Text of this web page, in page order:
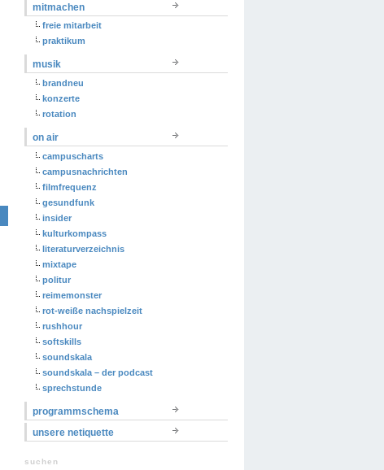
mitmachen
freie mitarbeit
praktikum
musik
brandneu
konzerte
rotation
on air
campuscharts
campusnachrichten
filmfrequenz
gesundfunk
insider
kulturkompass
literaturverzeichnis
mixtape
politur
reimemonster
rot-weiße nachspielzeit
rushhour
softskills
soundskala
soundskala – der podcast
sprechstunde
programmschema
unsere netiquette
suchen